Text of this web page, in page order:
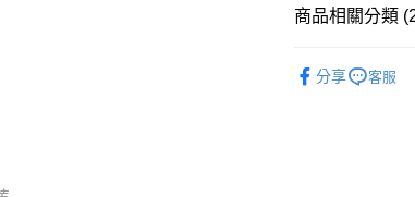
LINE Pay
11391400
中大尺碼女裝
商品相關分類
分享 客服